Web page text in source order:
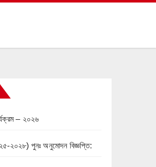
– ২০২৬
২০২৮) পুনঃ অনুমোদন বিজ্ঞপ্তি: